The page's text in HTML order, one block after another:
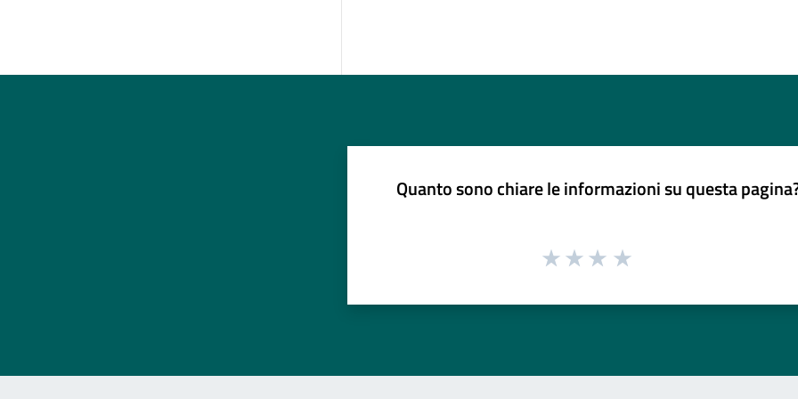
Quanto sono chiare le informazioni su questa